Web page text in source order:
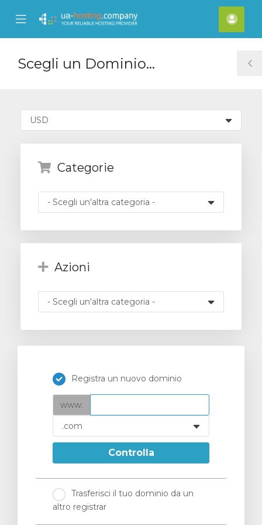
Mobile
Menu
Scegli un Dominio...
Categorie
Azioni
Registra un nuovo dominio
www.
Controlla
Trasferisci il tuo dominio da un
altro registrar